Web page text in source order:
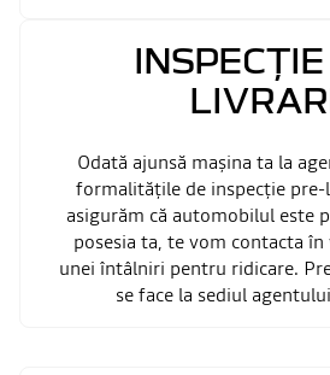
Odată ajunsă mașina ta la
formalitățile de inspecție pre-
asigurăm că automobilul este
posesia ta, te vom contacta
unei întâlniri pentru ridicare.
se face la sediul